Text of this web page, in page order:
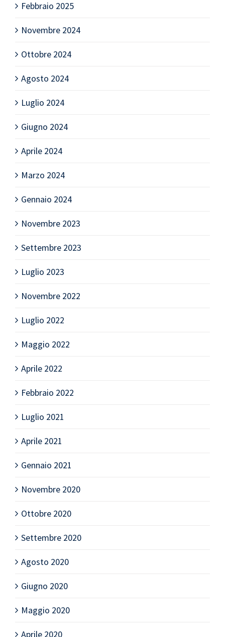
Febbraio 2025
Novembre 2024
Ottobre 2024
Agosto 2024
Luglio 2024
Giugno 2024
Aprile 2024
Marzo 2024
Gennaio 2024
Novembre 2023
Settembre 2023
Luglio 2023
Novembre 2022
Luglio 2022
Maggio 2022
Aprile 2022
Febbraio 2022
Luglio 2021
Aprile 2021
Gennaio 2021
Novembre 2020
Ottobre 2020
Settembre 2020
Agosto 2020
Giugno 2020
Maggio 2020
Aprile 2020